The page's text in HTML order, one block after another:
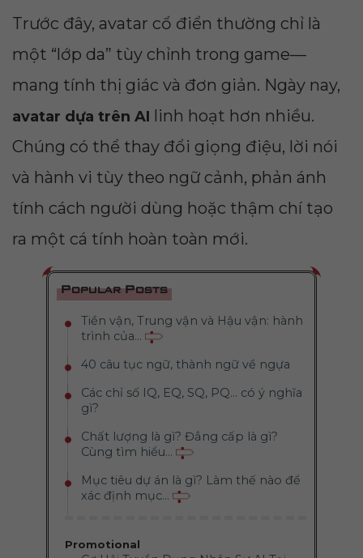
Trước đây, avatar cổ điển thường chỉ là
một “lớp da” tùy chỉnh trong game—
mang tính thị giác và đơn giản. Ngày nay,
avatar dựa trên AI linh hoạt hơn nhiều.
Chúng có thể thay đổi giọng điệu, lời nói
và hành vi tùy theo ngữ cảnh, phản ánh
tính cách người dùng hoặc thậm chí tạo
ra một cá tính hoàn toàn mới.
Popular Posts
Tiền vận, Trung vận và Hậu vận: hành
trình của...
40 câu tục ngữ, thành ngữ về ngựa
Các chỉ số IQ, EQ, SQ, PQ... có ý nghĩa
gì?
Chất lượng là gì? Đẳng cấp là gì?
Cùng tìm hiểu...
Mục tiêu dự án là gì? Làm thế nào để
xác định mục...
Promotional